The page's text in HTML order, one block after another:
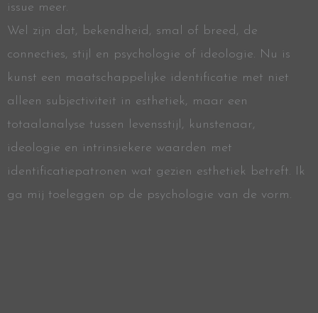
issue meer.
Wel zijn dat, bekendheid, smal of breed, de
connecties, stijl en psychologie of ideologie. Nu is
kunst een maatschappelijke identificatie met niet
alleen subjectiviteit in esthetiek, maar een
totaalanalyse tussen levensstijl, kunstenaar,
ideologie en intrinsiekere waarden met
identificatiepatronen wat gezien esthetiek betreft. Ik
ga mij toeleggen op de psychologie van de vorm.